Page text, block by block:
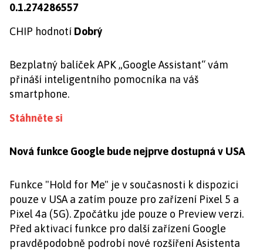
0.1.274286557
CHIP hodnotí Dobrý
Bezplatný balíček APK „Google Assistant“ vám
přináší inteligentního pomocníka na váš
smartphone.
Stáhněte si
Nová funkce Google bude nejprve dostupná v USA
Funkce "Hold for Me" je v současnosti k dispozici
pouze v USA a zatím pouze pro zařízení Pixel 5 a
Pixel 4a (5G). Zpočátku jde pouze o Preview verzi.
Před aktivací funkce pro další zařízení Google
pravděpodobně podrobí nové rozšíření Asistenta